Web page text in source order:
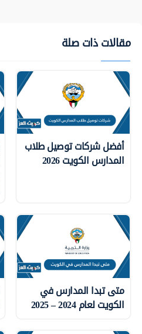
مقالات ذات صلة
أفضل شركات توصيل طلاب
المدارس الكويت 2026
متى تبدا المدارس في
الكويت لعام 2024 – 2025